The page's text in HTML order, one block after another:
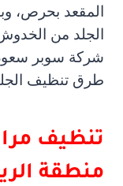
المقعد بحرص،
الجلد من
شركة سوبر
طرق تنظيف
تنظيف
منطقة